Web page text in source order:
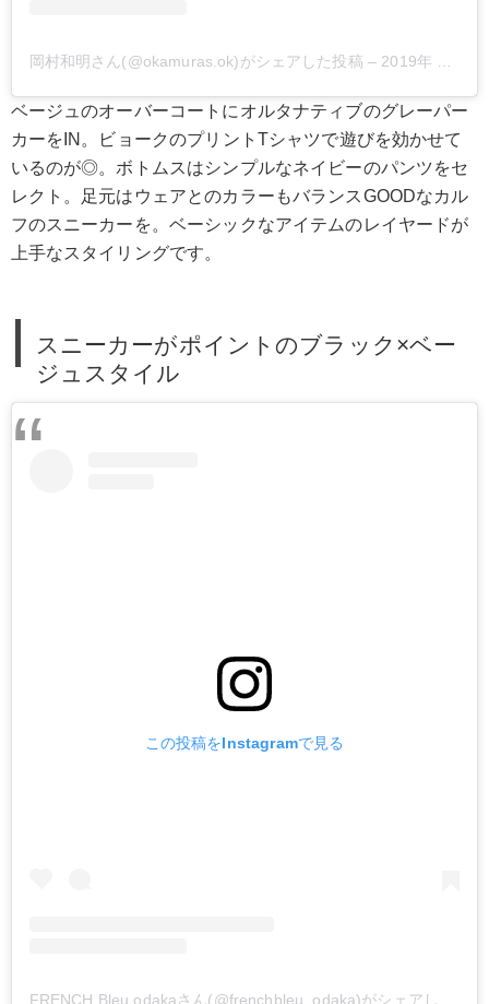
岡村和明さん(@okamuras.ok)がシェアした投稿 – 2019年 2月月22日午後4時51分PST
ベージュのオーバーコートにオルタナティブのグレーパー
カーをIN。ビョークのプリントTシャツで遊びを効かせて
いるのが◎。ボトムスはシンプルなネイビーのパンツをセ
レクト。足元はウェアとのカラーもバランスGOODなカル
フのスニーカーを。ベーシックなアイテムのレイヤードが
上手なスタイリングです。
スニーカーがポイントのブラック×ベー
ジュスタイル
この投稿をInstagramで見る